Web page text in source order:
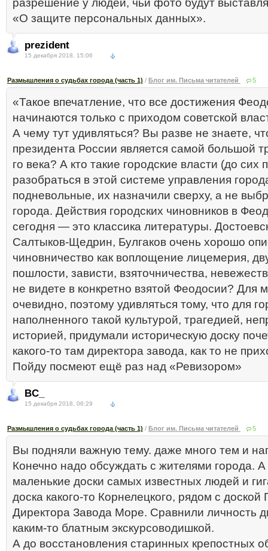
разрешение у людей, чьи фото будут
«О защите персональных данных».
prezident
15 декабря 2018, 15:06
Размышления о судьбах города (часть 1) / Блог им. Письма читателей 5
«Такое впечатление, что все достижения
начинаются только с приходом советской
А чему тут удивляться? Вы разве не знаете,
президента России является самой большой
го века? А кто такие городские власти (до сих
разобраться в этой системе управления
подневольные, их назначили сверху, а не
города. Действия городских чиновников в
сегодня — это классика литературы.
Салтыков-Щедрин, Булгаков очень хорошо
чиновничество как воплощение лицемерия,
пошлости, зависти, взяточничества,
не видете в конкретно взятой Феодосии? Для
очевидно, поэтому удивляться тому, что для
наполненного такой культурой, трагедией,
историей, придумали историческую доску
какого-то там директора завода, как то не
Пойду посмеют ещё раз над «Ревизором»
BC_
15 декабря 2018, 06:29
Размышления о судьбах города (часть 1) / Блог им. Письма читателей 5
Вы подняли важную тему. даже много тем и
Конечно надо обсуждать с жителями города. А
маленькие доски самых известных людей и
доска какого-то Корнелецкого, рядом с доской
Директора Завода Море. Сравнили личность
каким-то блатным экскурсоводишкой.
А до восстановления старинных крепостных